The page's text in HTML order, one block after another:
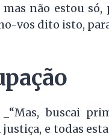
mas não estou só,
vos dito isto,
_“Mas, buscai
justiça, e todas